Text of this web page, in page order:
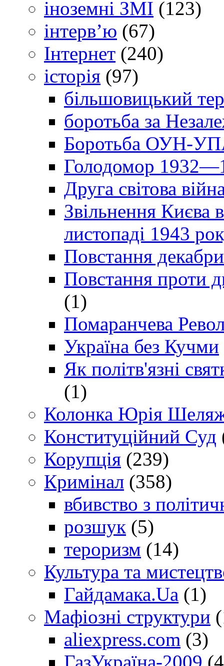
іноземні ЗМІ (123)
інтерв’ю (67)
Інтернет (240)
історія (97)
більшовицький
боротьба за
Боротьба ОУН-УПА
Голодомор
Друга світова
Звільнення Києва
листопаді 1943
Повстання
Повстання проти
(1)
Помаранчева
Україна без Кучми
Як політв'язні
(1)
Колонка Юрія
Конституційний Суд
Корупція (239)
Кримінал (358)
вбивство з
розшук (5)
тероризм (14)
Культура та
Гайдамака.Ua (1)
Мафіозні структури
aliexpress.com (3)
ГазУкраїна-2009